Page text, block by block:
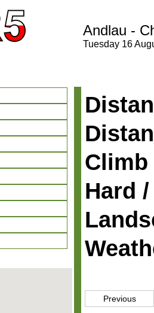
Andlau -
Tuesday 16
Climb
Hard
Previous